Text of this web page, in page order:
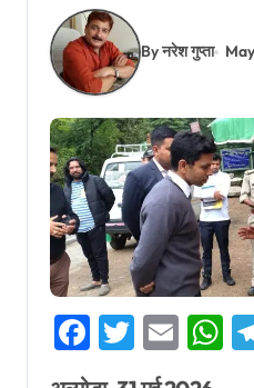
By नरेश गुप्ता
Facebook
Twitter